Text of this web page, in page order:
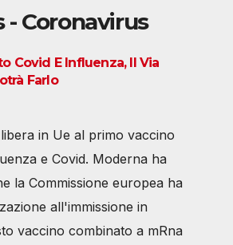
Coronavirus
Covid E Influenza, Il Via
Farlo
in Ue al primo vaccino
e Covid. Moderna ha
la Commissione europea ha
all'immissione in
vaccino combinato a mRna